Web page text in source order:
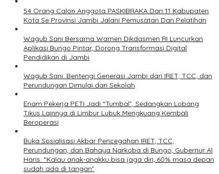
54 Orang Calon Anggota PASKIBRAKA Dari 11 Kabupaten
Kota Se Provinsi Jambi Jalani Pemusatan Dan Pelatihan
Wagub Sani Bersama Wamen Dikdasmen RI Luncurkan
Aplikasi Bungo Pintar, Dorong Transformasi Digital
Pendidikan di Jambi
Wagub Sani: Bentengi Generasi Jambi dari IRET, TCC, dan
Perundungan Dimulai dari Sekolah
Enam Pekerja PETI Jadi “Tumbal”, Sedangkan Lobang
Tikus Lainnya di Limbur Lubuk Mengkuang Kembali
Beroperasi
Buka Sosialisasi Akbar Pencegahan IRET, TCC,
Perundungan, dan Bahaya Narkoba di Bungo, Gubernur Al
Haris: “Kalau anak-anakku bisa jaga diri, 60% masa depan
sudah ada di tangan”